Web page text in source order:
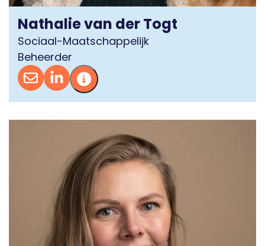
Nathalie van der Togt
Sociaal-Maatschappelijk
Beheerder